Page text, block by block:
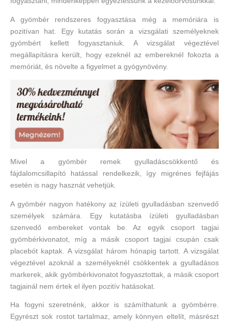
A gyömbér rendszeres fogyasztása még a memóriára is
pozitívan hat. Egy kutatás során a vizsgálati személyeknek
gyömbért kellett fogyasztaniuk. A vizsgálat végeztével
megállapításra került, hogy ezeknél az embereknél fokozta a
memóriát, és növelte a figyelmet a gyógynövény.
Mivel a gyömbér remek gyulladáscsökkentő és
fájdalomcsillapító hatással rendelkezik, így migrénes fejfájás
esetén is nagy hasznát vehetjük.
A gyömbér nagyon hatékony az ízületi gyulladásban szenvedő
személyek számára. Egy kutatásba ízületi gyulladásban
szenvedő embereket vontak be. Az egyik csoport tagjai
gyömbérkivonatot, míg a másik csoport tagjai csupán csak
placebót kaptak. A vizsgálat három hónapig tartott. A vizsgálat
végeztével azoknál a személyeknél csökkentek a gyulladásos
markerek, akik gyömbérkivonatot fogyasztottak, a másik csoport
tagjainál nem értek el ilyen pozitív hatásokat.
Ha fogyni szeretnénk, akkor is számíthatunk a gyömbérre.
Egyrészt sok rostot tartalmaz, amely könnyen eltelít, másrészt